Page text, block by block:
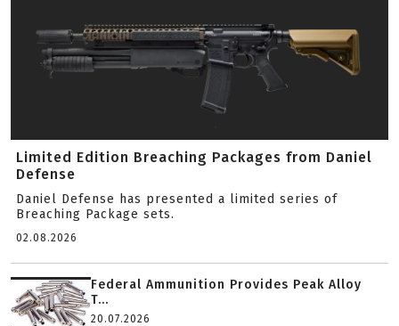
Limited Edition Breaching Packages from Daniel
Defense
Daniel Defense has presented a limited series of
Breaching Package sets.
02.08.2026
Federal Ammunition Provides Peak Alloy
T...
20.07.2026